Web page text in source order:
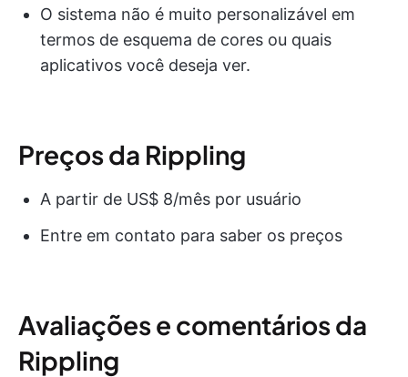
O sistema não é muito personalizável em
termos de esquema de cores ou quais
aplicativos você deseja ver.
Preços da Rippling
A partir de US$ 8/mês por usuário
Entre em contato para saber os preços
Avaliações e comentários da
Rippling